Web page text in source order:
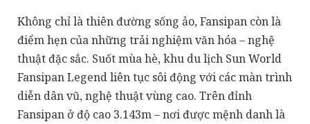
Không chỉ là thiên đường sống ảo, Fansipan còn là
điểm hẹn của những trải nghiệm văn hóa – nghệ
thuật đặc sắc. Suốt mùa hè, khu du lịch Sun World
Fansipan Legend liên tục sôi động với các màn trình
diễn dân vũ, nghệ thuật vùng cao. Trên đỉnh
Fansipan ở độ cao 3.143m – nơi được mệnh danh là